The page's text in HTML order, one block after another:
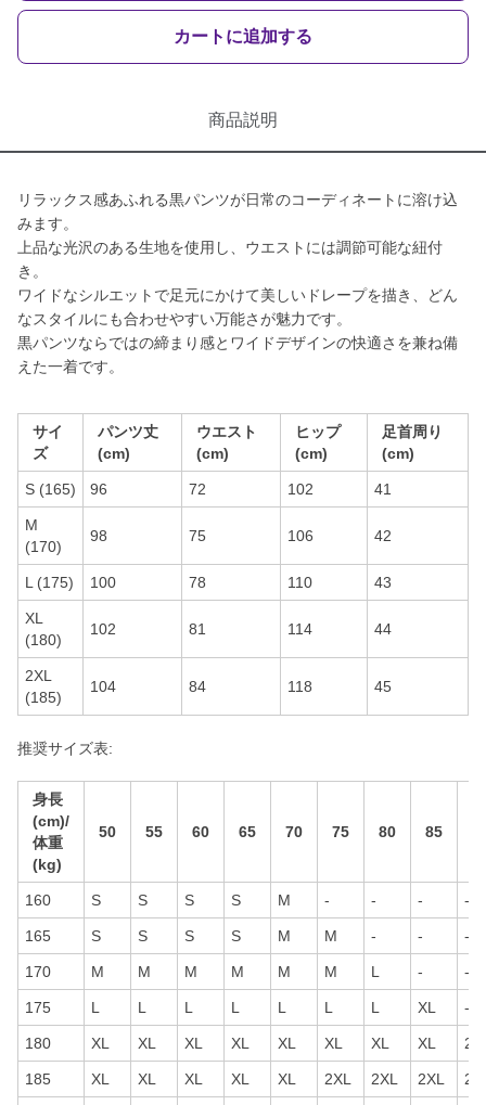
カートに追加する
商品説明
リラックス感あふれる黒パンツが日常のコーディネートに溶け込
みます。
上品な光沢のある生地を使用し、ウエストには調節可能な紐付
き。
ワイドなシルエットで足元にかけて美しいドレープを描き、どん
なスタイルにも合わせやすい万能さが魅力です。
黒パンツならではの締まり感とワイドデザインの快適さを兼ね備
えた一着です。
サイ
ズ
パンツ丈
(cm)
ウエスト
(cm)
ヒップ
(cm)
足首周り
(cm)
S (165) 96 72 102 41
M
(170)
98 75 106 42
L (175) 100 78 110 43
XL
(180)
102 81 114 44
2XL
(185)
104 84 118 45
推奨サイズ表:
身長
(cm)/
体重
(kg)
50 55 60 65 70 75 80 85
160 S S S S M - - - -
165 S S S S M M - - -
170 M M M M M M L - -
175 L L L L L L L XL -
180 XL XL XL XL XL XL XL XL
185 XL XL XL XL XL 2XL 2XL 2XL